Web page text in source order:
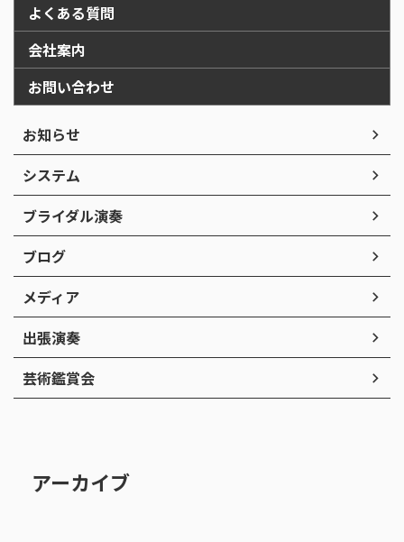
よくある質問
会社案内
お問い合わせ
お知らせ
システム
ブライダル演奏
ブログ
メディア
出張演奏
芸術鑑賞会
アーカイブ